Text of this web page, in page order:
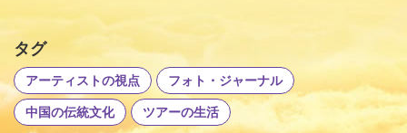
タグ
アーティストの視点 フォト・ジャーナル
中国の伝統文化 ツアーの生活